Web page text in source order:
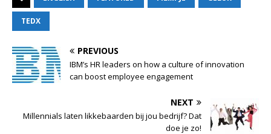
TEDX
PREVIOUS
IBM’s HR leaders on how a culture of innovation
can boost employee engagement
NEXT
Millennials laten likkebaarden bij jou bedrijf? Dat
doe je zo!